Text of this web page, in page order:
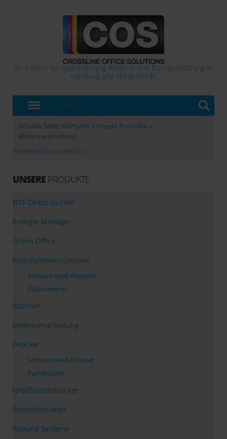
Ihr Partner für Systemlösung, Kopierer und Büroausstattung in
Hamburg und Norderstedt.
Aktuelle Seite: Startseite » Unsere Produkte »
Weiterverarbeitung
WARENKORB ANZEIGEN
UNSERE PRODUKTE
DTF-Direct-to-Film
Energie Manager
Green Office
Multifunktionssysteme
Schwarz-weiß Kopierer
Farbkopierer
Scanner
Weiterverarbeitung
Drucker
Schwarz-weiß Drucker
Farbdrucker
Großformatdrucker
Schneideplotter
Rebuild Systeme